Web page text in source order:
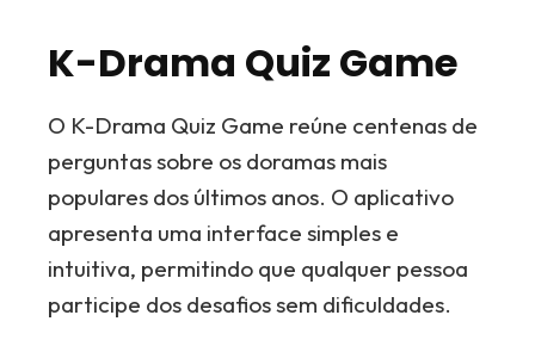
K-Drama Quiz Game
O K-Drama Quiz Game reúne centenas de
perguntas sobre os doramas mais
populares dos últimos anos. O aplicativo
apresenta uma interface simples e
intuitiva, permitindo que qualquer pessoa
participe dos desafios sem dificuldades.